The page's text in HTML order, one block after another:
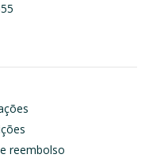
reembolso